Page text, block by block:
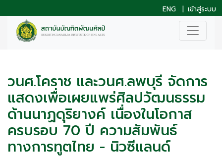
ENG | เข้าสู่ระบบ
วนศ.โคราช และวนศ.ลพบุรี จัดการ
แสดงเพื่อเผยแพร่ศิลปวัฒนธรรม
ด้านนาฏดุริยางค์ เนื่องในโอกาส
ครบรอบ 70 ปี ความสัมพันธ์
ทางการทูตไทย - นิวซีแลนด์